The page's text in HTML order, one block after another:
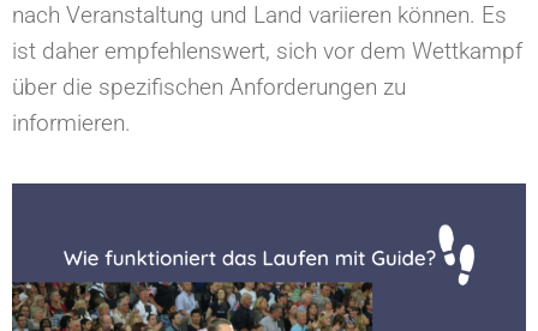
nach Veranstaltung und Land variieren können. Es
ist daher empfehlenswert, sich vor dem Wettkampf
über die spezifischen Anforderungen zu
informieren.